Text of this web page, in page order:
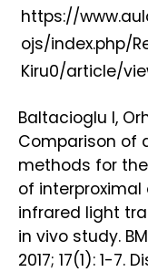
https://
ojs/index.php/
Kiru0/article/
Baltacioglu I,
Comparison of
methods for
of
infrared light
in vivo study.
2017; 17(1): 1-7.